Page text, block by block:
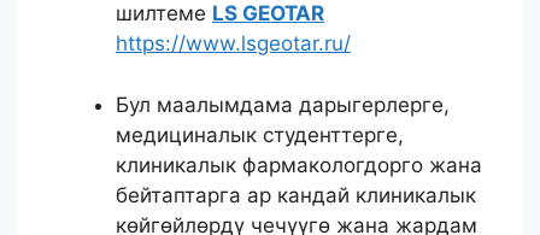
шилтеме LS GEOTAR
https://www.lsgeotar.ru/
Бул маалымдама дарыгерлерге,
медициналык студенттерге,
клиникалык фармакологдорго жана
бейтаптарга ар кандай клиникалык
көйгөйлөрдү чечүүгө жана жардам